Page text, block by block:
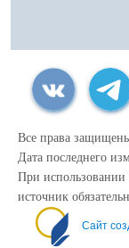
Все права
Дата последнего
При использовании
источник
Сайт